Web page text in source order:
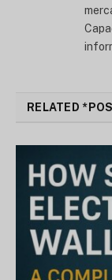
RELATED